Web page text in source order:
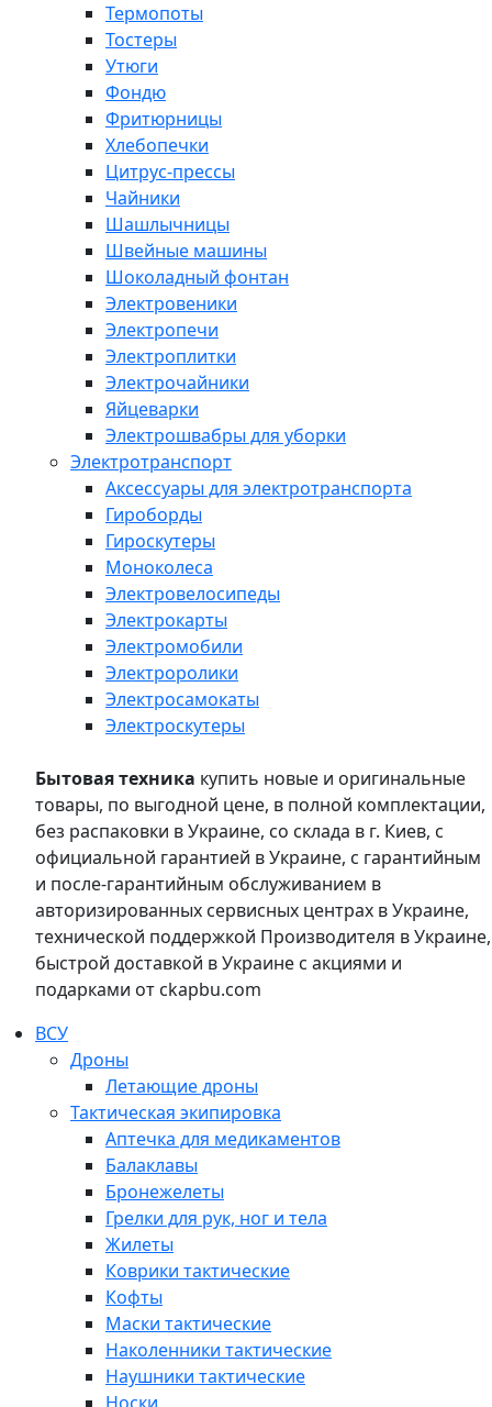
Термопоты
Тостеры
Утюги
Фондю
Фритюрницы
Хлебопечки
Цитрус-прессы
Чайники
Шашлычницы
Швейные машины
Шоколадный фонтан
Электровеники
Электропечи
Электроплитки
Электрочайники
Яйцеварки
Электрошвабры для уборки
Электротранспорт
Аксессуары для электротранспорта
Гироборды
Гироскутеры
Моноколеса
Электровелосипеды
Электрокарты
Электромобили
Электроролики
Электросамокаты
Электроскутеры
Бытовая техника купить новые и оригинальные
товары, по выгодной цене, в полной комплектации,
без распаковки в Украине, со склада в г. Киев, с
официальной гарантией в Украине, с гарантийным
и после-гарантийным обслуживанием в
авторизированных сервисных центрах в Украине,
технической поддержкой Производителя в Украине,
быстрой доставкой в Украине с акциями и
подарками от ckapbu.com
ВСУ
Дроны
Летающие дроны
Тактическая экипировка
Аптечка для медикаментов
Балаклавы
Бронежелеты
Грелки для рук, ног и тела
Жилеты
Коврики тактические
Кофты
Маски тактические
Наколенники тактические
Наушники тактические